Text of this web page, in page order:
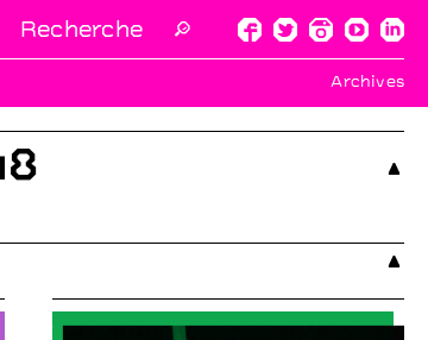
🔎
Archives